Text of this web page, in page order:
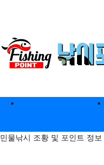
메인 메뉴
민물낚시 조황 및 포인트 정보